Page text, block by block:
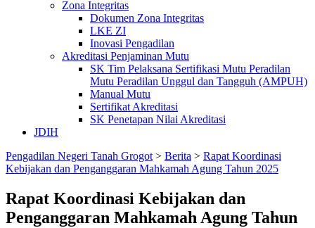
Zona Integritas
Dokumen Zona Integritas
LKE ZI
Inovasi Pengadilan
Akreditasi Penjaminan Mutu
SK Tim Pelaksana Sertifikasi Mutu Peradilan
Mutu Peradilan Unggul dan Tangguh (AMPUH)
Manual Mutu
Sertifikat Akreditasi
SK Penetapan Nilai Akreditasi
JDIH
Pengadilan Negeri Tanah Grogot > Berita > Rapat Koordinasi
Kebijakan dan Penganggaran Mahkamah Agung Tahun 2025
Rapat Koordinasi Kebijakan dan
Penganggaran Mahkamah Agung Tahun